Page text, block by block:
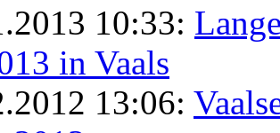
10:33:
in Vaals
13:06: